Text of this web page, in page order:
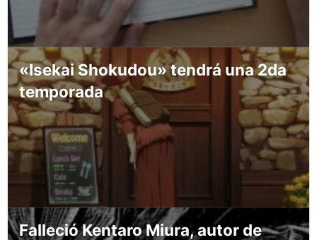
«Isekai Shokudou» tendrá una 2da
temporada
Falleció Kentaro Miura, autor de